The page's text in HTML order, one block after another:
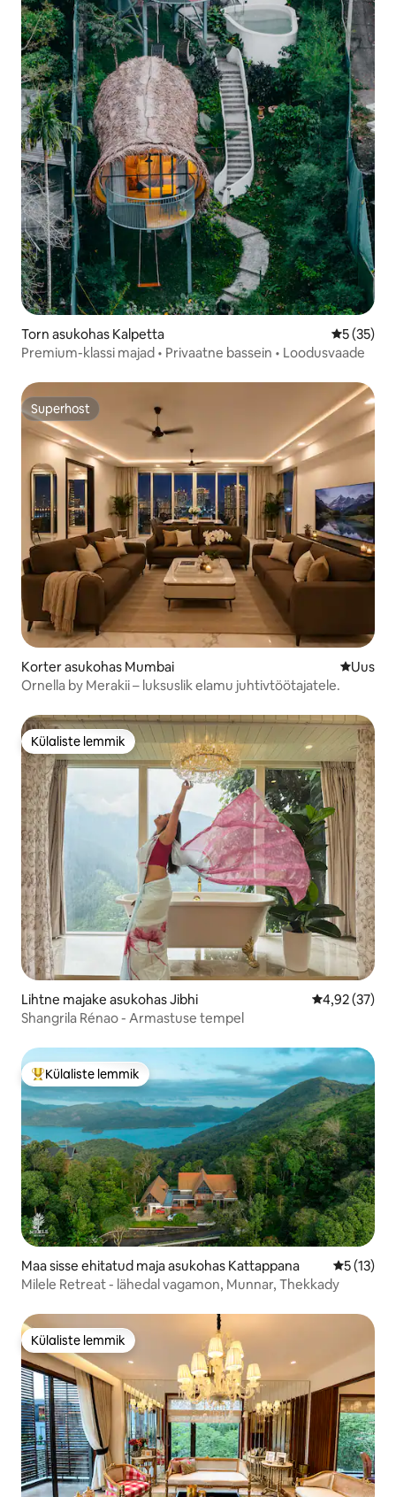
Torn asukohas Kalpetta Keskmine
5 (35)
Premium-klassi majad • Privaatne bassein • Loodusvaade
Superhost
Superhost
Korter asukohas Mumbai Uus
Uus
Ornella by Merakii – luksuslik elamu juhtivtöötajatele.
Külaliste lemmik
Külaliste lemmik
Lihtne majake asukohas Jibhi Keskmine
4,92 (37)
Shangrila Rénao - Armastuse tempel
Külaliste suur lemmik
Külaliste lemmik
Maa sisse ehitatud maja asukohas Kattappana
5 (13)
Milele Retreat - lähedal vagamon, Munnar, Thekkady
Külaliste lemmik
Külaliste lemmik